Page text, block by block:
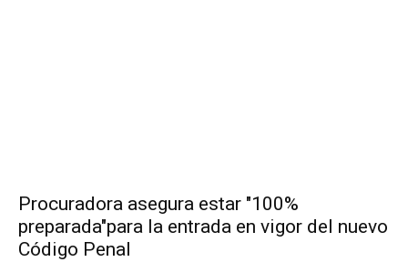
Procuradora asegura estar "100%
preparada"para la entrada en vigor del nuevo
Código Penal